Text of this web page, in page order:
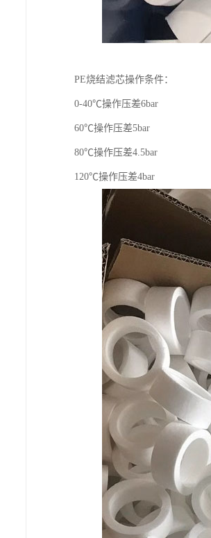
PE烧结滤芯操作条件：
0-40℃操作压差6bar
60℃操作压差5bar
80℃操作压差4.5bar
120℃操作压差4bar